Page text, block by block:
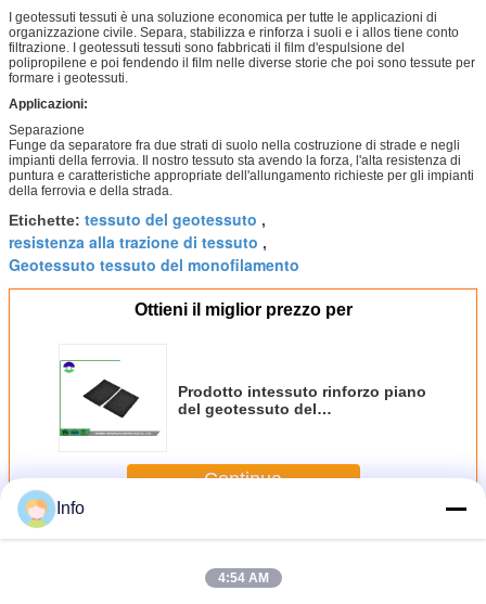
I geotessuti tessuti è una soluzione economica per tutte le applicazioni di
organizzazione civile. Separa, stabilizza e rinforza i suoli e i allos tiene conto
filtrazione. I geotessuti tessuti sono fabbricati il film d'espulsione del
polipropilene e poi fendendo il film nelle diverse storie che poi sono tessute per
formare i geotessuti.
Applicazioni:
Separazione
Funge da separatore fra due strati di suolo nella costruzione di strade e negli
impianti della ferrovia. Il nostro tessuto sta avendo la forza, l'alta resistenza di
puntura e caratteristiche appropriate dell'allungamento richieste per gli impianti
della ferrovia e della strada.
Etichette: tessuto del geotessuto ,
resistenza alla trazione di tessuto ,
Geotessuto tessuto del monofilamento
Ottieni il miglior prezzo per
Prodotto intessuto rinforzo piano
del geotessuto del
Continua
PiùProdotto intessuto del geotessuto
Info
4:54 AM